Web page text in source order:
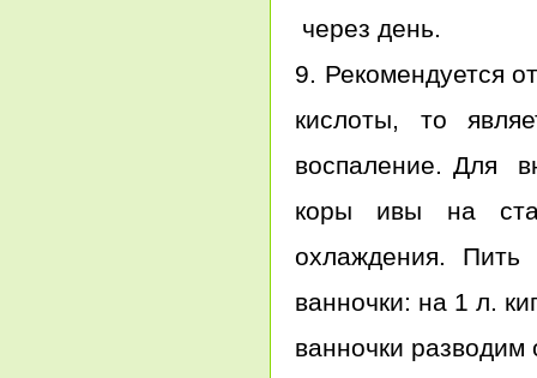
через день.
9. Рекомендуется
кислоты, то
воспаление. Для
коры ивы на
охлаждения.
ванночки: на 1 л.
ванночки